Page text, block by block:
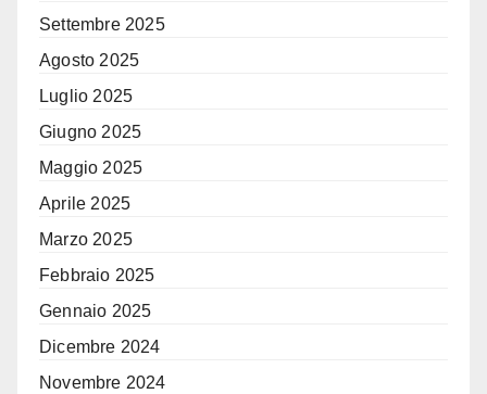
Settembre 2025
Agosto 2025
Luglio 2025
Giugno 2025
Maggio 2025
Aprile 2025
Marzo 2025
Febbraio 2025
Gennaio 2025
Dicembre 2024
Novembre 2024